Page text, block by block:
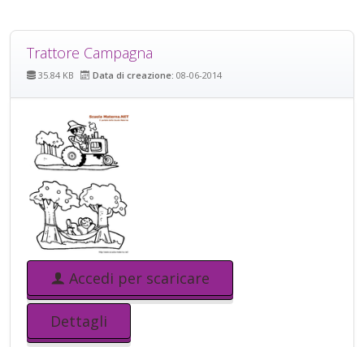
Trattore Campagna
35.84 KB Data di creazione: 08-06-2014
Accedi per scaricare
Dettagli